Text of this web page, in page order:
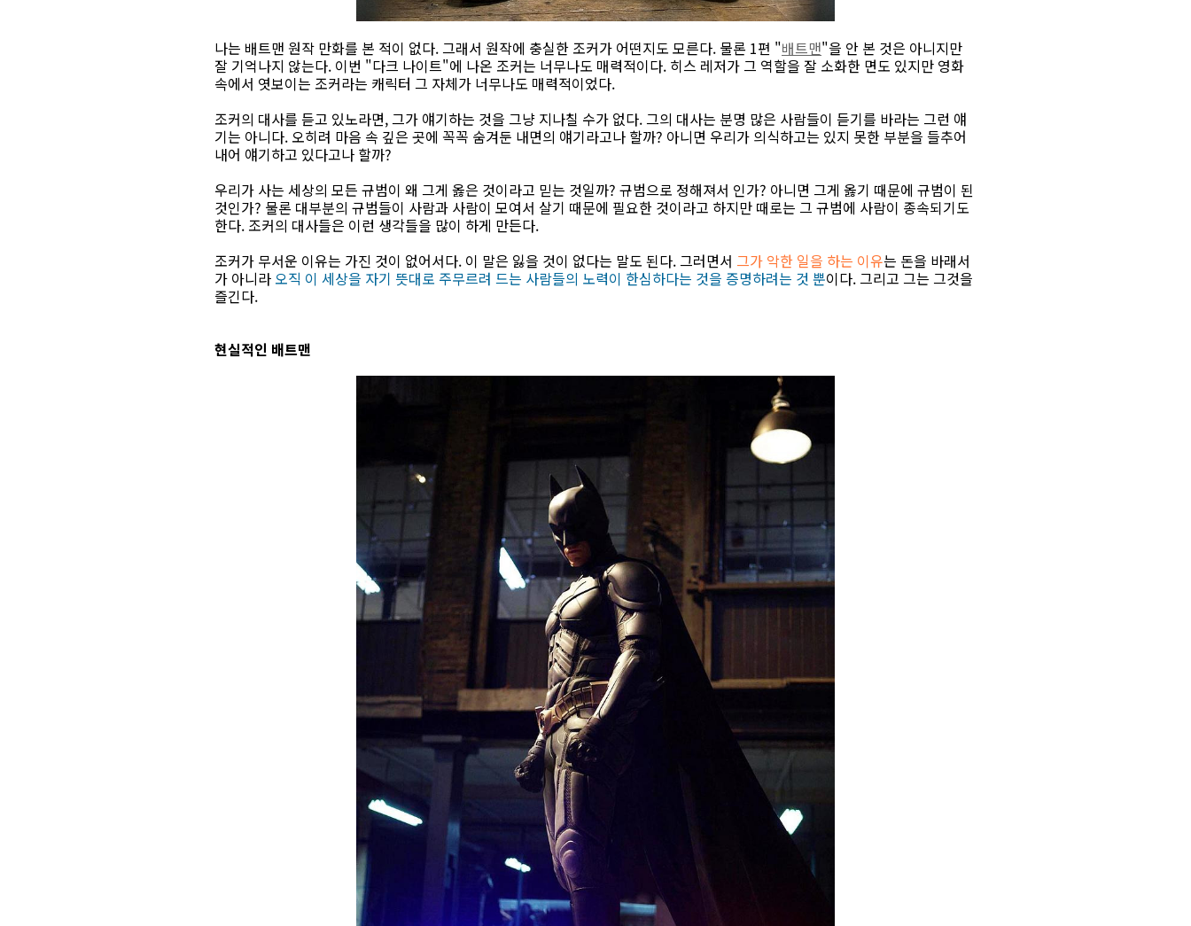
나는 배트맨 원작 만화를 본 적이 없다. 그래서 원작에 충실한 조커가 어떤지도 모른다. 물론 1편 "배트맨"을 안 본 것은 아니지만
잘 기억나지 않는다. 이번 "다크 나이트"에 나온 조커는 너무나도 매력적이다. 히스 레저가 그 역할을 잘 소화한 면도 있지만 영화
속에서 엿보이는 조커라는 캐릭터 그 자체가 너무나도 매력적이었다.
조커의 대사를 듣고 있노라면, 그가 얘기하는 것을 그냥 지나칠 수가 없다. 그의 대사는 분명 많은 사람들이 듣기를 바라는 그런 얘
기는 아니다. 오히려 마음 속 깊은 곳에 꼭꼭 숨겨둔 내면의 얘기라고나 할까? 아니면 우리가 의식하고는 있지 못한 부분을 들추어
내어 얘기하고 있다고나 할까?
우리가 사는 세상의 모든 규범이 왜 그게 옳은 것이라고 믿는 것일까? 규범으로 정해져서 인가? 아니면 그게 옳기 때문에 규범이 된
것인가? 물론 대부분의 규범들이 사람과 사람이 모여서 살기 때문에 필요한 것이라고 하지만 때로는 그 규범에 사람이 종속되기도
한다. 조커의 대사들은 이런 생각들을 많이 하게 만든다.
조커가 무서운 이유는 가진 것이 없어서다. 이 말은 잃을 것이 없다는 말도 된다. 그러면서 그가 악한 일을 하는 이유는 돈을 바래서
가 아니라 오직 이 세상을 자기 뜻대로 주무르려 드는 사람들의 노력이 한심하다는 것을 증명하려는 것 뿐이다. 그리고 그는 그것을
즐긴다.
현실적인 배트맨